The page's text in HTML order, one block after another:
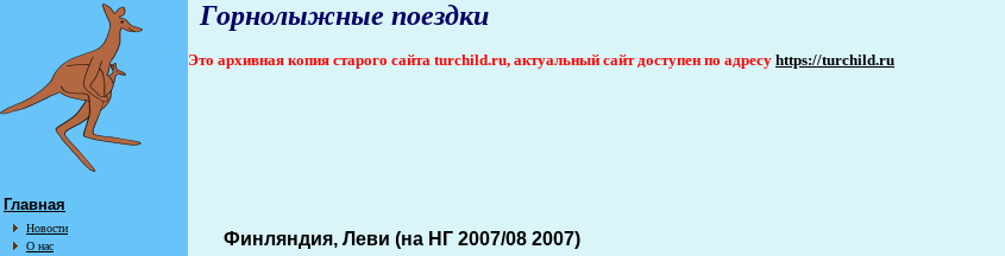
Главная
Новости
О нас
Горнолыжные поездки
Это архивная копия старого сайта turchild.ru, актуальный сайт доступен по адресу https://turchild.ru
Финляндия, Леви (на НГ 2007/08 2007)